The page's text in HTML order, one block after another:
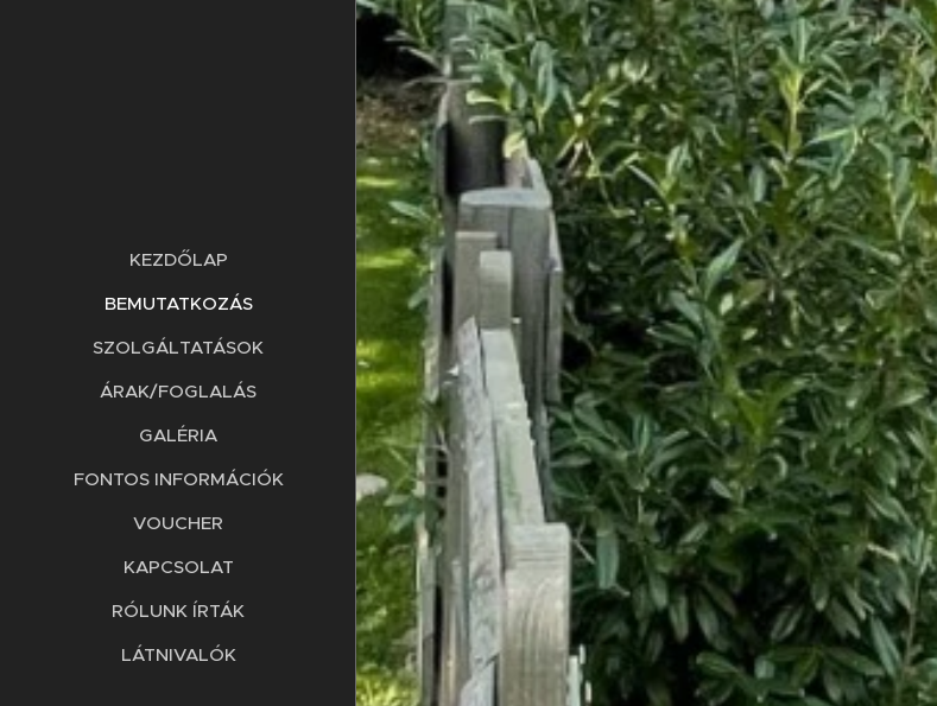
KEZDŐLAP
BEMUTATKOZÁS
SZOLGÁLTATÁSOK
ÁRAK/FOGLALÁS
GALÉRIA
FONTOS INFORMÁCIÓK
VOUCHER
KAPCSOLAT
RÓLUNK ÍRTÁK
LÁTNIVALÓK